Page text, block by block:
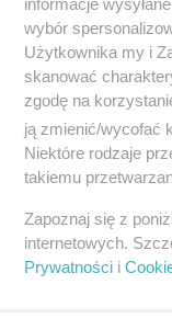
Co
Spośród
wierzy, że
zarobki.
poziom
zarobków.
na rynek
wybór
Użytkownika my i
skanować
zgodę na
ją zmienić/wycofać
Niektóre rodzaje
takiemu
Zapoznaj się z
internetowych.
Prywatności i